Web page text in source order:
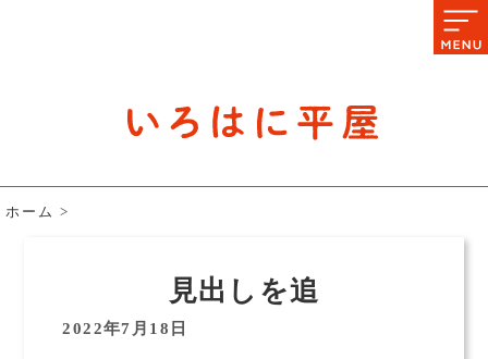
ホーム >
見出しを追
2022年7月18日